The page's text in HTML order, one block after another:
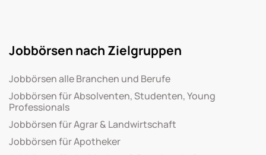
Jobbörsen nach Zielgruppen
Jobbörsen alle Branchen und Berufe
Jobbörsen für Absolventen, Studenten, Young
Professionals
Jobbörsen für Agrar & Landwirtschaft
Jobbörsen für Apotheker